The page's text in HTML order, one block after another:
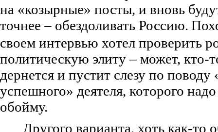
на «козырные» посты, и вновь
точнее – обездоливать Россию.
своем интервью хотел проверить
политическую элиту – может, кто-
дернется и пустит слезу по
успешного» деятеля, которого
обойму.
Другого варианта, хоть как-то